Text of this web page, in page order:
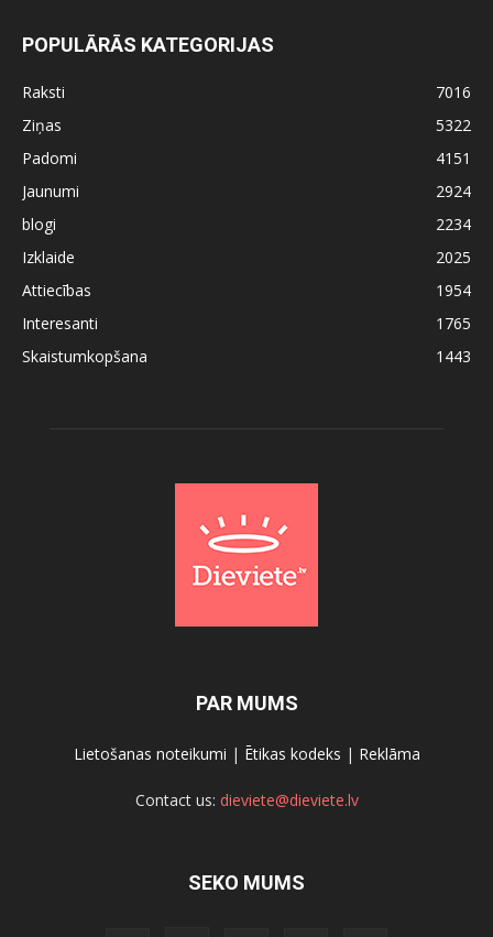
POPULĀRĀS KATEGORIJAS
Raksti
7016
Ziņas
5322
Padomi
4151
Jaunumi
2924
blogi
2234
Izklaide
2025
Attiecības
1954
Interesanti
1765
Skaistumkopšana
1443
PAR MUMS
Lietošanas noteikumi | Ētikas kodeks | Reklāma
Contact us: dieviete@dieviete.lv
SEKO MUMS